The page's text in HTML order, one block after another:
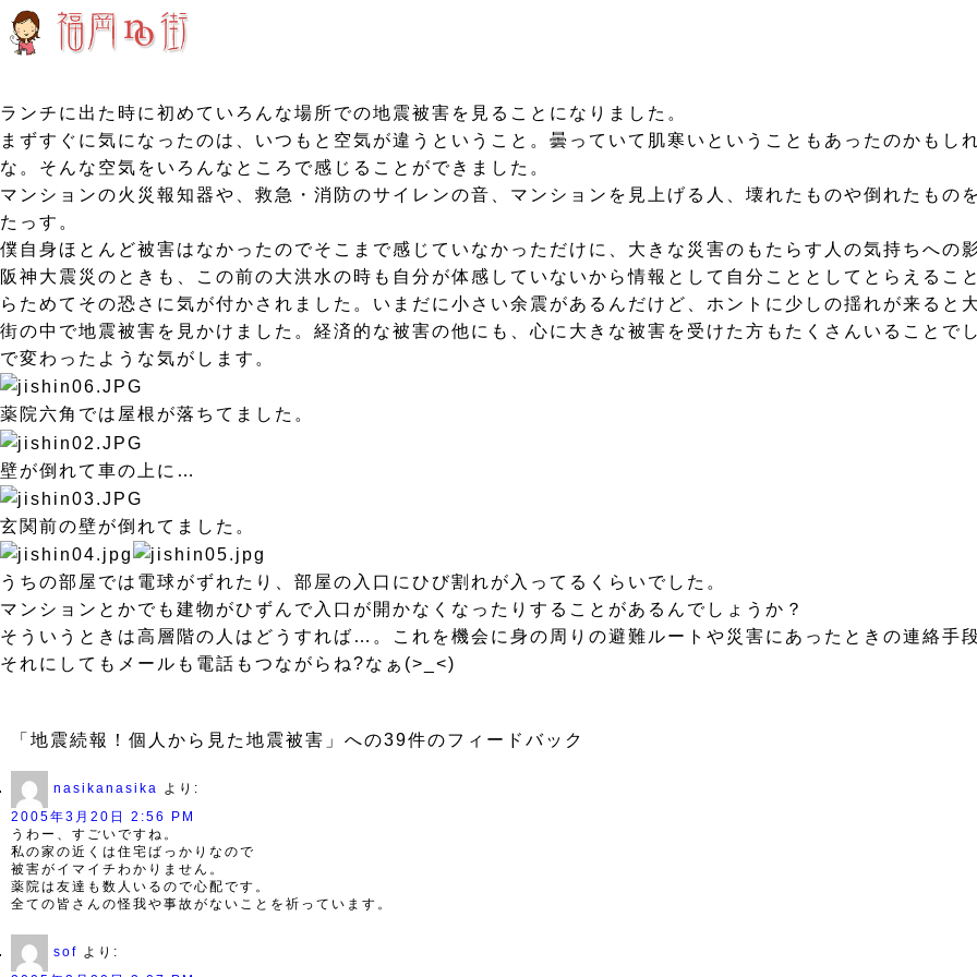
ランチに出た時に初めていろんな場所での地震被害を見ることになりました。
まずすぐに気になったのは、いつもと空気が違うということ。曇っていて肌寒いということもあったのかもし
な。そんな空気をいろんなところで感じることができました。
マンションの火災報知器や、救急・消防のサイレンの音、マンションを見上げる人、壊れたものや倒れたもの
たっす。
僕自身ほとんど被害はなかったのでそこまで感じていなかっただけに、大きな災害のもたらす人の気持ちへの
阪神大震災のときも、この前の大洪水の時も自分が体感していないから情報として自分こととしてとらえるこ
らためてその恐さに気が付かされました。いまだに小さい余震があるんだけど、ホントに少しの揺れが来ると
街の中で地震被害を見かけました。経済的な被害の他にも、心に大きな被害を受けた方もたくさんいることで
で変わったような気がします。
薬院六角では屋根が落ちてました。
壁が倒れて車の上に…
玄関前の壁が倒れてました。
うちの部屋では電球がずれたり、部屋の入口にひび割れが入ってるくらいでした。
マンションとかでも建物がひずんで入口が開かなくなったりすることがあるんでしょうか？
そういうときは高層階の人はどうすれば…。これを機会に身の周りの避難ルートや災害にあったときの連絡手
それにしてもメールも電話もつながらね?なぁ(>_<)
「地震続報！個人から見た地震被害」への39件のフィードバック
nasikanasika より:
2005年3月20日 2:56 PM
うわー、すごいですね。
私の家の近くは住宅ばっかりなので
被害がイマイチわかりません。
薬院は友達も数人いるので心配です。
全ての皆さんの怪我や事故がないことを祈っています。
sof より: